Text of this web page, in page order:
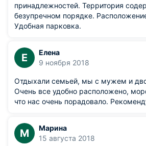
принадлежностей. Территория
безупречном порядке.
Удобная парковка.
Е
Елена
9 ноября 2018
Отдыхали семьей, мы с мужем и
Очень все удобно расположено,
что нас очень порадовало.
М
Марина
15 августа 2018